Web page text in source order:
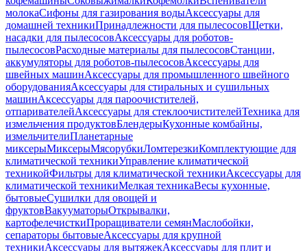
молокаСифоны для газирования водыАксессуары для
домашней техникиПринадлежности для пылесосовЩетки,
насадки для пылесосовАксессуары для роботов-
пылесосовРасходные материалы для пылесосовСтанции,
аккумуляторы для роботов-пылесосовАксессуары для
швейных машинАксессуары для промышленного швейного
оборудованияАксессуары для стиральных и сушильных
машинАксессуары для пароочистителей,
отпаривателейАксессуары для стеклоочистителейТехника для
измельчения продуктовБлендерыКухонные комбайны,
измельчителиПланетарные
миксерыМиксерыМясорубкиЛомтерезкиКомплектующие для
климатической техникиУправление климатической
техникойФильтры для климатической техникиАксессуары для
климатической техникиМелкая техникаВесы кухонные,
бытовыеСушилки для овощей и
фруктовВакууматорыОткрывалки,
картофелечисткиПроращиватели семянМаслобойки,
сепараторы бытовыеАксессуары для крупной
техникиАксессуары для вытяжекАксессуары для плит и